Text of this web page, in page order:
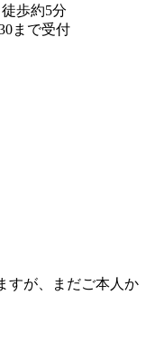
歩約5分
まで受付
すが、まだご本人か